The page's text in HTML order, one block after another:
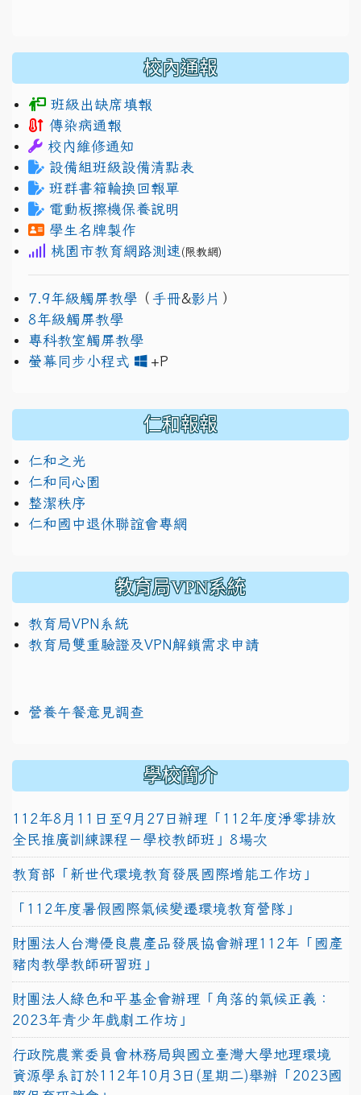
校內通報
班級出缺席填報
傳染病通報
校內維修通知
設備組班級設備清點表
班群書箱輪換回報單
電動板擦機保養說明
學生名牌製作
桃園市教育網路測速 (限教網)
7.9年級觸屏教學 （ 手冊&影片 ）
8年級觸屏教學
專科教室觸屏教學
螢幕同步小程式
+P
仁和報報
仁和之光
仁和同心園
整潔秩序
仁和國中退休聯誼會專網
教育局VPN系統
教育局VPN系統
教育局雙重驗證及VPN解鎖需求申請
營養午餐意見調查
學校簡介
112年8月11日至9月27日辦理「112年度淨零排放
全民推廣訓練課程－學校教師班」8場次
教育部「新世代環境教育發展國際增能工作坊」
「112年度暑假國際氣候變遷環境教育營隊」
財團法人台灣優良農產品發展協會辦理112年「國產
豬肉教學教師研習班」
財團法人綠色和平基金會辦理「角落的氣候正義：
2023年青少年戲劇工作坊」
行政院農業委員會林務局與國立臺灣大學地理環境
資源學系訂於112年10月3日(星期二)舉辦「2023國